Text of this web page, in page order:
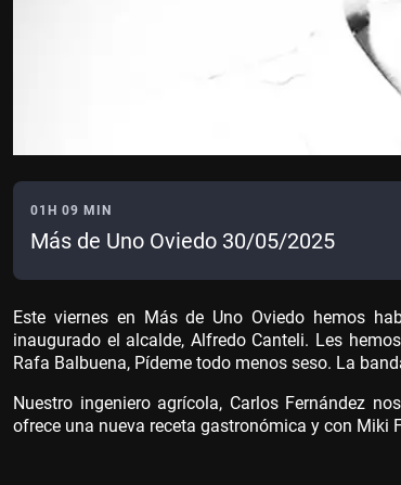
01H 09 MIN
Más de Uno Oviedo 30/05/2025
Este viernes en Más de Uno Oviedo hemos
inaugurado el alcalde, Alfredo Canteli. Les
Rafa Balbuena, Pídeme todo menos seso. La
Nuestro ingeniero agrícola, Carlos Fernández
ofrece una nueva receta gastronómica y con Miki